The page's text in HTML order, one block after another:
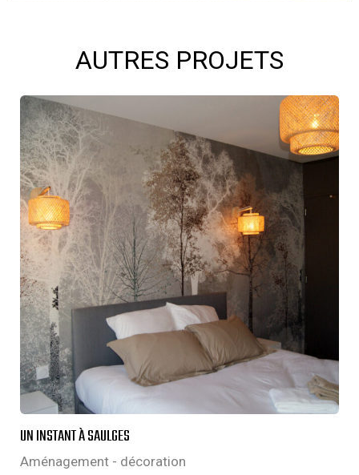
AUTRES PROJETS
UN INSTANT À SAULGES
Aménagement - décoration